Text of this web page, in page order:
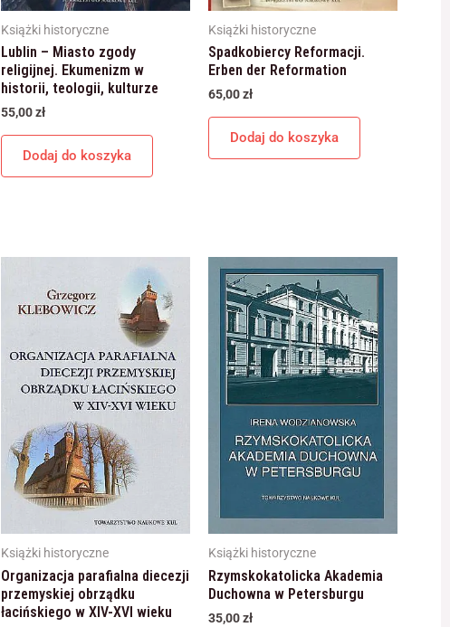
Książki historyczne
Lublin – Miasto zgody
religijnej. Ekumenizm w
historii, teologii, kulturze
55,00zł
Dodaj do koszyka
Książki historyczne
Spadkobiercy Reformacji.
Erben der Reformation
65,00zł
Dodaj do koszyka
Książki historyczne
Organizacja parafialna diecezji
przemyskiej obrządku
łacińskiego w XIV-XVI wieku
Książki historyczne
Rzymskokatolicka Akademia
Duchowna w Petersburgu
35,00zł